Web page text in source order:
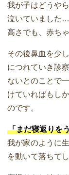
我が子はどうや
泣いていました
高さでも、赤ち
その後鼻血を少
につれていき診
ないとのことで
けていればもし
のです。
「まだ寝返りを
我が家のように
を動いて落ちて